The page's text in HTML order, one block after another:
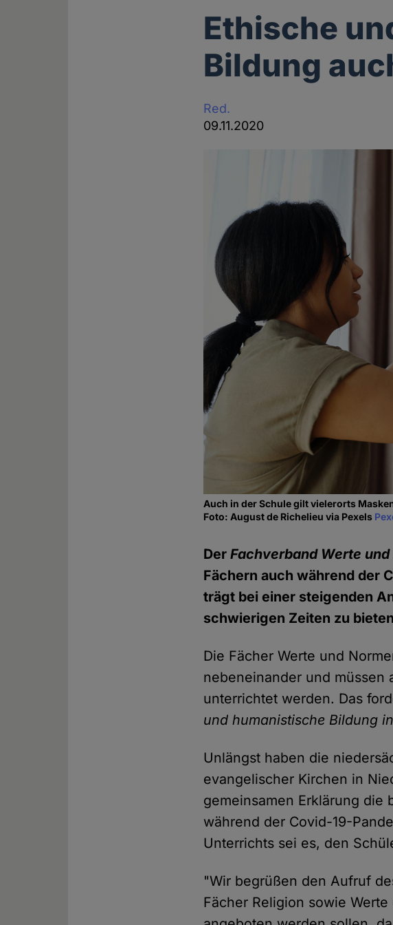
Ethische
Bildung
Red.
09.11.2020
Auch in der Schule gilt vielerorts
Foto: August de Richelieu via Pexels
DerFachverband Werte
Fächern auch während der
trägt bei einer steigenden
schwierigen Zeiten zu
Die Fächer Werte und
nebeneinander und müssen
unterrichtet werden. Das
und humanistische Bildung
Unlängst haben die
evangelischer Kirchen in
gemeinsamen Erklärung die
während der Covid-19-
Unterrichts sei es, den
"Wir begrüßen den Aufruf
Fächer Religion sowie